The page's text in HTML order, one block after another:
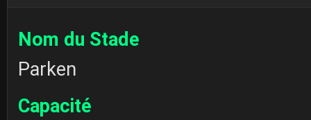
Nom du Stade
Parken
Capacité